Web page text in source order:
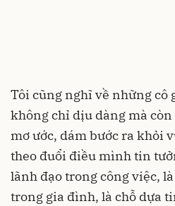
Tôi cũng nghĩ về những cô
không chỉ dịu dàng mà
mơ ước, dám bước ra khỏi
theo đuổi điều mình tin
lãnh đạo trong công việc,
trong gia đình, là chỗ dựa